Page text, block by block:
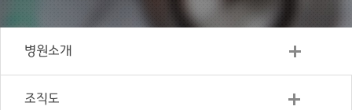
병원소개
조직도